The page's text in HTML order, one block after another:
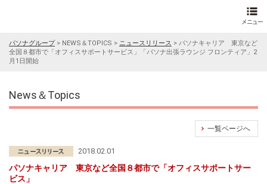
パソナグループ> NEWS＆TOPICS > ニュースリリース > パソナキャリア 東京など
全国８都市で「オフィスサポートサービス」「パソナ出張ラウンジ フロンティア」2
月1日開始
News＆Topics
一覧ページへ
2018.02.01
パソナキャリア 東京など全国８都市で「オフィスサポートサー
ビス」